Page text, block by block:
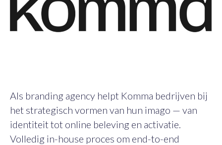
Als branding agency helpt Komma bedrijven bij
het strategisch vormen van hun imago — van
identiteit tot online beleving en activatie.
Volledig in-house proces om end-to-end